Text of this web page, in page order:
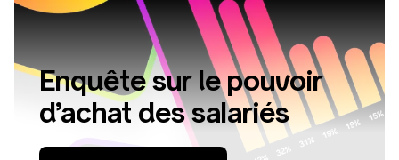
Enquête sur le pouvoir
d’achat des salariés